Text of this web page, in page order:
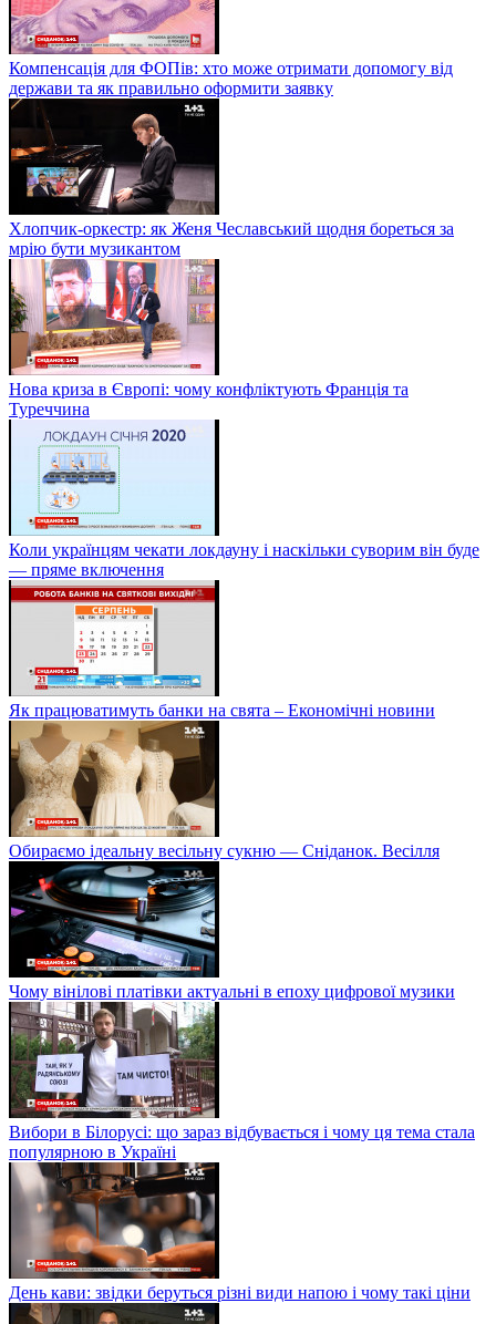
Компенсація для ФОПів: хто може отримати допомогу від
держави та як правильно оформити заявку
Хлопчик-оркестр: як Женя Чеславський щодня бореться за
мрію бути музикантом
Нова криза в Європі: чому конфліктують Франція та
Туреччина
Коли українцям чекати локдауну і наскільки суворим він буде
— пряме включення
Як працюватимуть банки на свята – Економічні новини
Обираємо ідеальну весільну сукню — Сніданок. Весілля
Чому вінілові платівки актуальні в епоху цифрової музики
Вибори в Білорусі: що зараз відбувається і чому ця тема стала
популярною в Україні
День кави: звідки беруться різні види напою і чому такі ціни